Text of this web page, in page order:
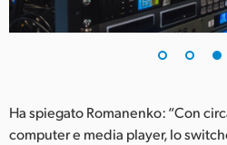
Ha spiegato Romanenko: “Con
computer e media player, lo